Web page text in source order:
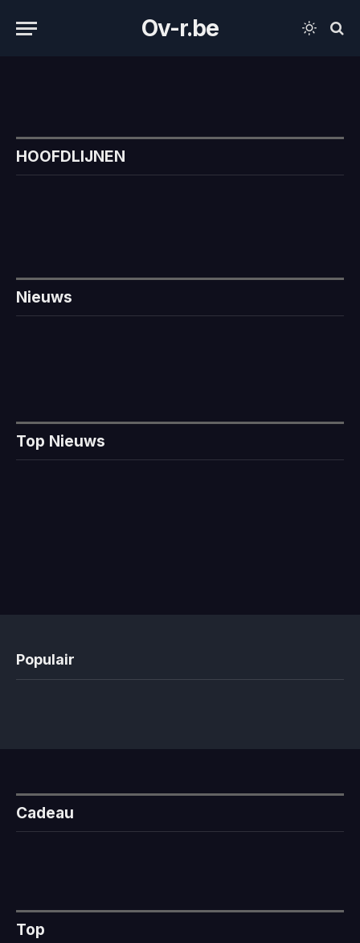
Ov-r.be
HOOFDLIJNEN
Nieuws
Top Nieuws
Populair
Cadeau
Top